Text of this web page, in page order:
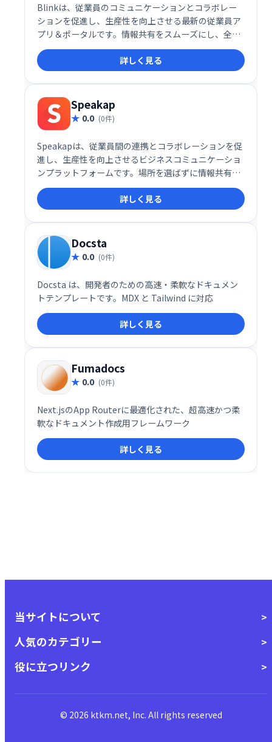
Blinkは、従業員のコミュニケーションとコラボレー
ションを促進し、生産性を向上させる最新の従業員ア
プリ＆ポータルです。情報共有をスムーズにし、全員
が同じ目標に向かうことを支援します。従業員のエン
ゲージメントを高め、組織全体の効率化を実現しま
す。
詳しく見る
Speakap
0.0 (0件)
Speakapは、従業員間の連携とコラボレーションを促
進し、生産性を向上させるビジネスコミュニケーショ
ンプラットフォームです。場所を選ばずに情報共有や
コミュニケーションが可能になり、企業全体のエンゲ
ージメントを高めます。安全な環境で、オフィスや現
場の従業員すべてとつながり、業務効率化を実現しま
す。
詳しく見る
Docsta
0.0 (0件)
Docsta は、開発者のための高速・柔軟なドキュメン
トテンプレートです。MDX と Tailwind に対応
詳しく見る
Fumadocs
0.0 (0件)
Next.jsのApp Routerに最適化された、超高速かつ柔
軟なドキュメント作成用フレームワーク
詳しく見る
当サイトについて
人気のカテゴリー
役に立つリンク
© 2026 ktkm.net, Inc. All rights reserved